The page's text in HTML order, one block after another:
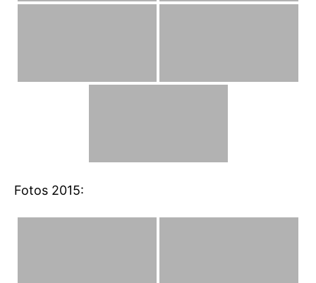
Fotos 2015: